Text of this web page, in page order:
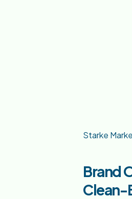
Starke
Brand
Clean-